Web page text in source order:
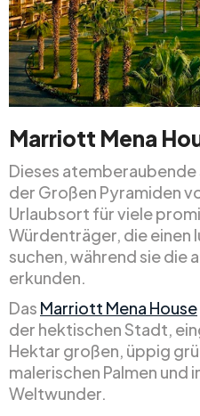
Marriott Mena
Dieses
der Großen Pyramiden
Urlaubsort für viele
Würdenträger, die einen
suchen, während sie die
erkunden.
Das Marriott Mena House
der hektischen Stadt,
Hektar großen, üppig
malerischen Palmen und
Weltwunder.